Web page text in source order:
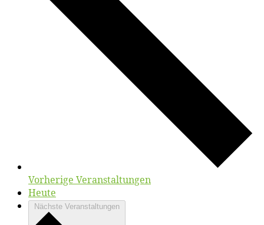
Vorherige Veranstaltungen
Heute
Nächste Veranstaltungen